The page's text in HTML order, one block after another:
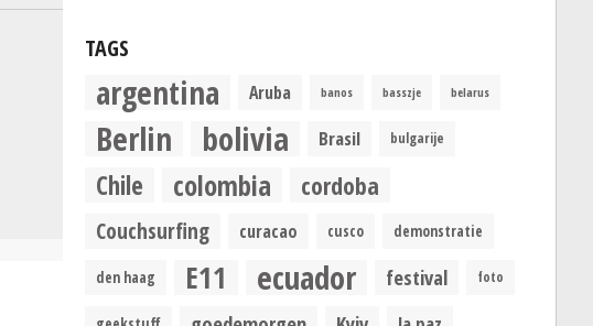
TAGS
argentina Aruba banos basszje belarus
Berlin bolivia Brasil bulgarije
Chile colombia cordoba
Couchsurfing curacao cusco demonstratie
den haag E11 ecuador festival foto